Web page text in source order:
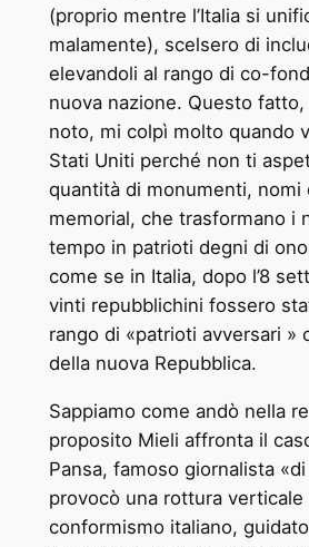
(proprio mentre l’Italia si
malamente), scelsero di
elevandoli al rango di co-
nuova nazione. Questo
noto, mi colpì molto quando
Stati Uniti perché non ti
quantità di monumenti, nomi
memorial, che trasformano i
tempo in patrioti degni di
come se in Italia, dopo l’8
vinti repubblichini fossero
rango di «patrioti avversari »
della nuova Repubblica.
Sappiamo come andò nella
proposito Mieli affronta il
Pansa, famoso giornalista
provocò una rottura verticale
conformismo italiano,